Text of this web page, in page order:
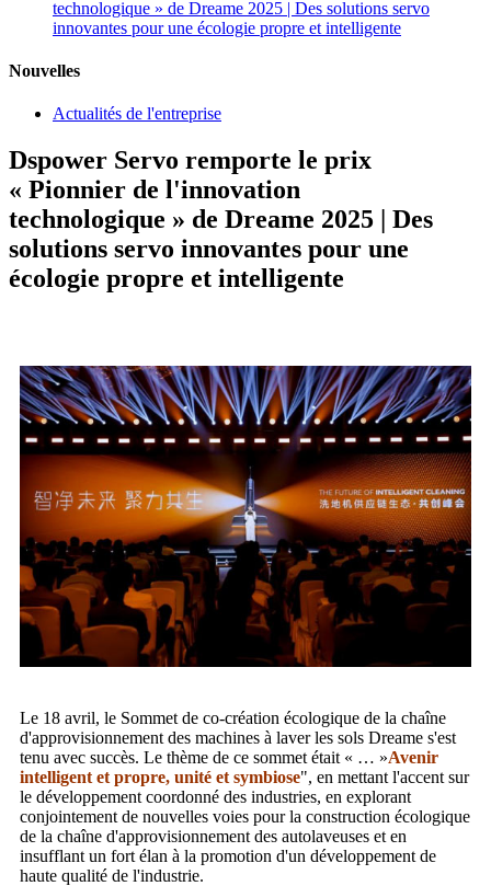
technologique » de Dreame 2025 | Des solutions servo
innovantes pour une écologie propre et intelligente
Nouvelles
Actualités de l'entreprise
Dspower Servo remporte le prix
« Pionnier de l'innovation
technologique » de Dreame 2025 | Des
solutions servo innovantes pour une
écologie propre et intelligente
Le 18 avril, le Sommet de co-création écologique de la chaîne
d'approvisionnement des machines à laver les sols Dreame s'est
tenu avec succès. Le thème de ce sommet était « … »Avenir
intelligent et propre, unité et symbiose", en mettant l'accent sur
le développement coordonné des industries, en explorant
conjointement de nouvelles voies pour la construction écologique
de la chaîne d'approvisionnement des autolaveuses et en
insufflant un fort élan à la promotion d'un développement de
haute qualité de l'industrie.